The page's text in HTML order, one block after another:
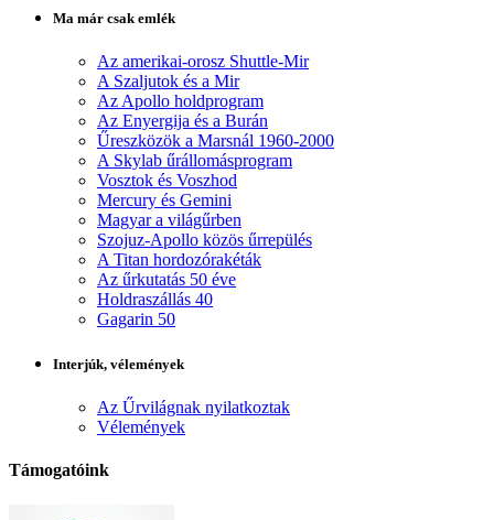
Ma már csak emlék
Az amerikai-orosz Shuttle-Mir
A Szaljutok és a Mir
Az Apollo holdprogram
Az Enyergija és a Burán
Űreszközök a Marsnál 1960-2000
A Skylab űrállomásprogram
Vosztok és Voszhod
Mercury és Gemini
Magyar a világűrben
Szojuz-Apollo közös űrrepülés
A Titan hordozórakéták
Az űrkutatás 50 éve
Holdraszállás 40
Gagarin 50
Interjúk, vélemények
Az Űrvilágnak nyilatkoztak
Vélemények
Támogatóink